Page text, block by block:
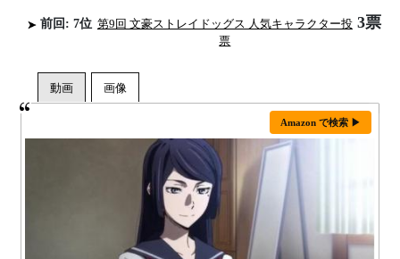
前回: 7位 第9回 文豪ストレイドッグス 人気キャラクター投
票
3票
Amazon で検索 ▶